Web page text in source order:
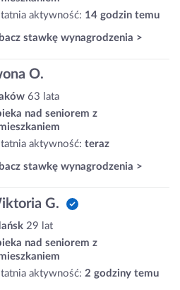
aktywność: 14 godzin temu
stawkę wynagrodzenia >
O.
63 lata
nad seniorem z
aktywność: teraz
stawkę wynagrodzenia >
G.
29 lat
nad seniorem z
aktywność: 2 godziny temu